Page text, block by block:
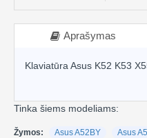
Aprašymas
Klaviatūra Asus K52 K53
Tinka šiems modeliams:
Žymos: Asus A52BY Asus